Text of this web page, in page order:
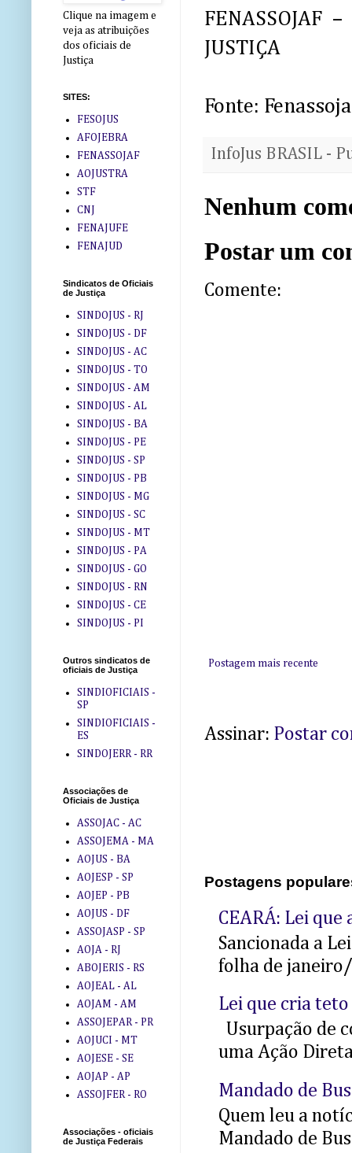
FENASSOJAF
JUSTIÇA
Fonte:
InfoJus BRASIL -
Nenhum
Postar um
Comente:
Postagem mais recente
Assinar: Postar
Postagens
CEARÁ: Lei
Sancionada a
folha de
Lei que cria
Usurpação de
uma Ação
Mandado de
Quem leu a
Mandado de
Clique na imagem e
veja as atribuições
dos oficiais de
Justiça
SITES:
FESOJUS
AFOJEBRA
FENASSOJAF
AOJUSTRA
STF
CNJ
FENAJUFE
FENAJUD
Sindicatos de Oficiais
de Justiça
SINDOJUS - RJ
SINDOJUS - DF
SINDOJUS - AC
SINDOJUS - TO
SINDOJUS - AM
SINDOJUS - AL
SINDOJUS - BA
SINDOJUS - PE
SINDOJUS - SP
SINDOJUS - PB
SINDOJUS - MG
SINDOJUS - SC
SINDOJUS - MT
SINDOJUS - PA
SINDOJUS - GO
SINDOJUS - RN
SINDOJUS - CE
SINDOJUS - PI
Outros sindicatos de
oficiais de Justiça
SINDIOFICIAIS -
SP
SINDIOFICIAIS -
ES
SINDOJERR - RR
Associações de
Oficiais de Justiça
ASSOJAC - AC
ASSOJEMA - MA
AOJUS - BA
AOJESP - SP
AOJEP - PB
AOJUS - DF
ASSOJASP - SP
AOJA - RJ
ABOJERIS - RS
AOJEAL - AL
AOJAM - AM
ASSOJEPAR - PR
AOJUCI - MT
AOJESE - SE
AOJAP - AP
ASSOJFER - RO
Associações - oficiais
de Justiça Federais